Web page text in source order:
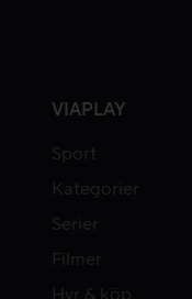
VIAPLAY
Sport
Kategorier
Serier
Filmer
Hyr & köp